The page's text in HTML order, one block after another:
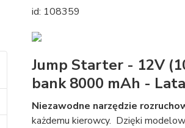
id: 108359
Jump Starter - 12V
bank 8000 mAh -
Niezawodne narzędzie
każdemu kierowcy. Dzięki